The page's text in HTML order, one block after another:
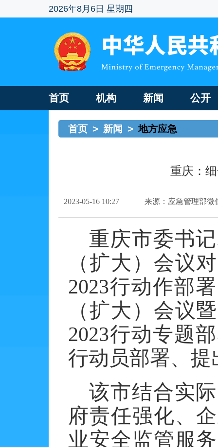
2026年8月6日 星期四
首页 机构 新闻 公开
首页 > 新闻 > 地方应急
重庆：
2023-05-16 10:27 来源：应急管理部微
重庆市委书
（扩大）会议
2023行动作部
（扩大）会议
2023行动专题
行动员部署、
该市结合实
府责任强化、
业安全监管服